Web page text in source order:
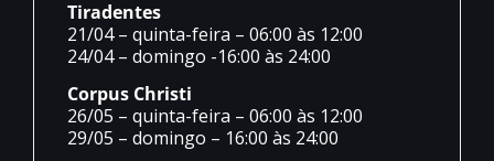
Tiradentes
21/04 – quinta-feira – 06:00 às 12:00
24/04 – domingo -16:00 às 24:00
Corpus Christi
26/05 – quinta-feira – 06:00 às 12:00
29/05 – domingo – 16:00 às 24:00